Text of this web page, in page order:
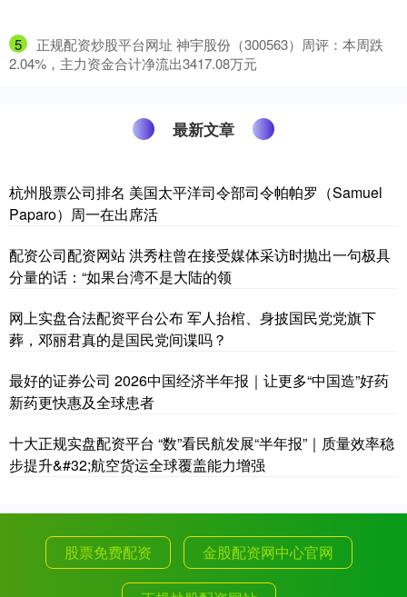
5
​正规配资炒股平台网址 神宇股份（300563）周评：本周跌
2.04%，主力资金合计净流出3417.08万元
最新文章
杭州股票公司排名 美国太平洋司令部司令帕帕罗（Samuel
Paparo）周一在出席活
配资公司配资网站 洪秀柱曾在接受媒体采访时抛出一句极具
分量的话：“如果台湾不是大陆的领
网上实盘合法配资平台公布 军人抬棺、身披国民党党旗下
葬，邓丽君真的是国民党间谍吗？
最好的证券公司 2026中国经济半年报｜让更多“中国造”好药
新药更快惠及全球患者
十大正规实盘配资平台 “数”看民航发展“半年报”｜质量效率稳
步提升&#32;航空货运全球覆盖能力增强
股票免费配资 金股配资网中心官网